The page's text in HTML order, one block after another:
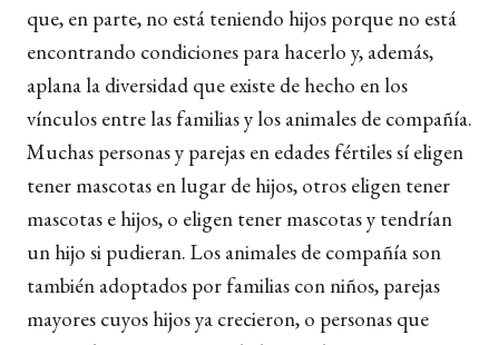
que, en parte, no está teniendo hijos porque no está
encontrando condiciones para hacerlo y, además,
aplana la diversidad que existe de hecho en los
vínculos entre las familias y los animales de compañía.
Muchas personas y parejas en edades fértiles sí eligen
tener mascotas en lugar de hijos, otros eligen tener
mascotas e hijos, o eligen tener mascotas y tendrían
un hijo si pudieran. Los animales de compañía son
también adoptados por familias con niños, parejas
mayores cuyos hijos ya crecieron, o personas que